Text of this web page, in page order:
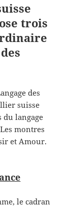
trois
des
suisse
du langage
montres
et Amour.
le cadran